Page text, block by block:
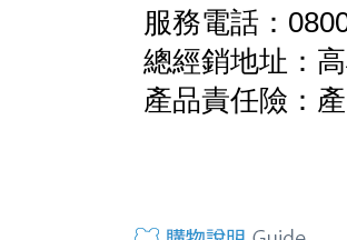
服務電話：
總經銷地址：
產品責任險：